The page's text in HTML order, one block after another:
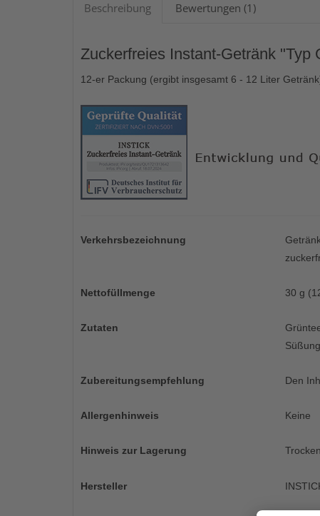
Beschreibung Bewertungen (1)
Zuckerfreies Instant-Getränk
12-er Packung (ergibt insgesamt 6 - 12 Liter
Verkehrsbezeichnung
Nettofüllmenge 30 g
Zutaten
Zubereitungsempfehlung Den
Allergenhinweis Keine
Hinweis zur Lagerung
Hersteller